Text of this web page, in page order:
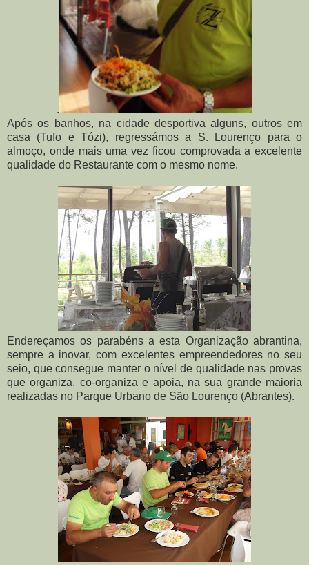
.
Após os banhos, na cidade desportiva alguns, outros em
casa (Tufo e Tózi), regressámos a S. Lourenço para o
almoço, onde mais uma vez ficou comprovada a excelente
qualidade do Restaurante com o mesmo nome.
Endereçamos os parabéns a esta Organização abrantina,
sempre a inovar, com excelentes empreendedores no seu
seio, que consegue manter o nível de qualidade nas provas
que organiza, co-organiza e apoia, na sua grande maioria
realizadas no Parque Urbano de São Lourenço (Abrantes).